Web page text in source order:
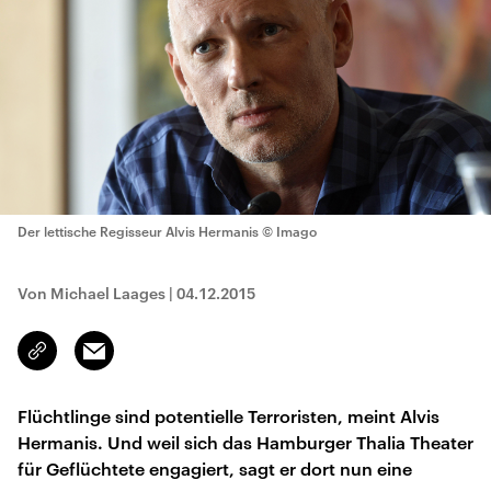
Der lettische Regisseur Alvis Hermanis © Imago
Von Michael Laages | 04.12.2015
Link
kopieren/teilen
Email
Flüchtlinge sind potentielle Terroristen, meint Alvis
Hermanis. Und weil sich das Hamburger Thalia Theater
für Geflüchtete engagiert, sagt er dort nun eine